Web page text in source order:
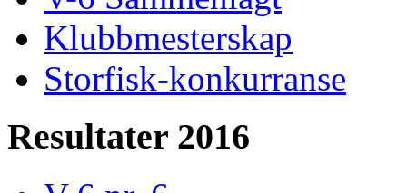
Klubbmesterskap
Storfisk-konkurranse
Resultater 2016